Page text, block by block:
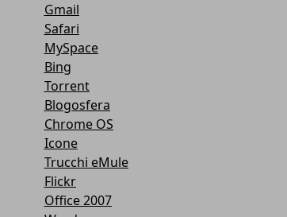
Gmail
Safari
MySpace
Bing
Torrent
Blogosfera
Chrome OS
Icone
Trucchi eMule
Flickr
Office 2007